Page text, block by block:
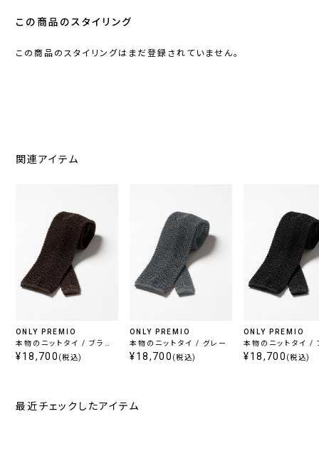
この商品のスタイリング
この商品のスタイリングはまだ登録されていません。
関連アイテム
ONLY PREMIO
本物のニットタイ / ブラウ
ン
¥18,700 (税込)
ONLY PREMIO
本物のニットタイ / グレー
¥18,700 (税込)
ONLY PREMIO
本物のニットタイ /
ク
¥18,700 (税込)
最近チェックしたアイテム